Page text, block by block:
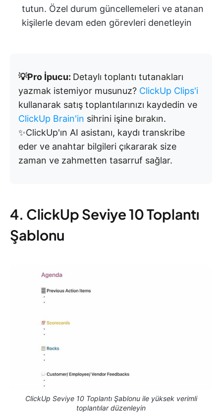
tutun. Özel durum güncellemeleri ve atanan
kişilerle devam eden görevleri denetleyin
💡Pro İpucu: Detaylı toplantı tutanakları
yazmak istemiyor musunuz? ClickUp Clips'i
kullanarak satış toplantılarınızı kaydedin ve
ClickUp Brain'in sihrini işine bırakın.
✨ClickUp'ın AI asistanı, kaydı transkribe
eder ve anahtar bilgileri çıkararak size
zaman ve zahmetten tasarruf sağlar.
4. ClickUp Seviye 10 Toplantı
Şablonu
ClickUp Seviye 10 Toplantı Şablonu ile yüksek verimli
toplantılar düzenleyin